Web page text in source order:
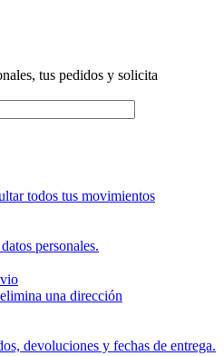
tus pedidos y solicita
todos tus movimientos
personales.
una dirección
devoluciones y fechas de entrega.